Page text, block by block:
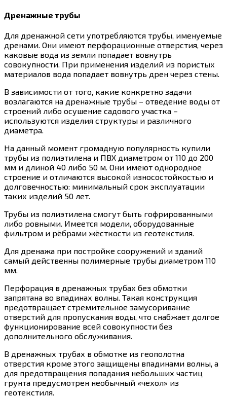
Дренажные трубы
Для дренажной сети употребляются трубы, именуемые
дренами. Они имеют перфорационные отверстия, через
каковые вода из земли попадает вовнутрь
совокупности. При применения изделий из пористых
материалов вода попадает вовнутрь дрен через стены.
В зависимости от того, какие конкретно задачи
возлагаются на дренажные трубы – отведение воды от
строений либо осушение садового участка –
используются изделия структуры и различного
диаметра.
На данный момент громадную популярность купили
трубы из полиэтилена и ПВХ диаметром от 110 до 200
мм и длиной 40 либо 50 м. Они имеют однородное
строение и отличаются высокой износостойкостью и
долговечностью: минимальный срок эксплуатации
таких изделий 50 лет.
Трубы из полиэтилена смогут быть гофрированными
либо ровными. Имеется модели, оборудованные
фильтром и рёбрами жёсткости из геотекстиля.
Для дренажа при постройке сооружений и зданий
самый действенны полимерные трубы диаметром 110
мм.
Перфорация в дренажных трубах без обмотки
запрятана во впадинах волны. Такая конструкция
предотвращает стремительное замусоривание
отверстий для пропускания воды, что снабжает долгое
функционирование всей совокупности без
дополнительного обслуживания.
В дренажных трубах в обмотке из геополотна
отверстия кроме этого защищены впадинами волны, а
для предотвращения попадания небольших частиц
грунта предусмотрен необычный «чехол» из
геотекстиля.